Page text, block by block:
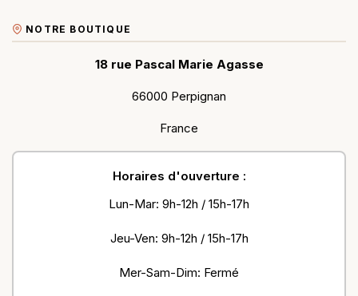
NOTRE BOUTIQUE
18 rue Pascal Marie Agasse
66000 Perpignan
France
Horaires d'ouverture :
Lun-Mar: 9h-12h / 15h-17h
Jeu-Ven: 9h-12h / 15h-17h
Mer-Sam-Dim: Fermé